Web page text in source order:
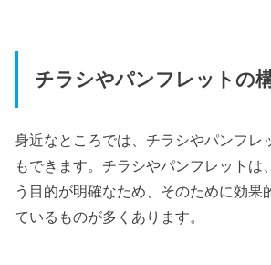
チラシやパンフレットの
身近なところでは、チラシやパンフレ
もできます。チラシやパンフレットは
う目的が明確なため、そのために効果
ているものが多くあります。